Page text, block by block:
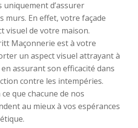
uniquement d’assurer
murs. En effet, votre façade
visuel de votre maison.
Maçonnerie est à votre
un aspect visuel attrayant à
assurant son efficacité dans
contre les intempéries.
que chacune de nos
au mieux à vos espérances